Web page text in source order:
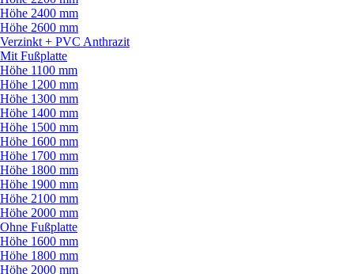
Höhe 2400 mm
Höhe 2600 mm
Verzinkt + PVC Anthrazit
Mit Fußplatte
Höhe 1100 mm
Höhe 1200 mm
Höhe 1300 mm
Höhe 1400 mm
Höhe 1500 mm
Höhe 1600 mm
Höhe 1700 mm
Höhe 1800 mm
Höhe 1900 mm
Höhe 2100 mm
Höhe 2000 mm
Ohne Fußplatte
Höhe 1600 mm
Höhe 1800 mm
Höhe 2000 mm